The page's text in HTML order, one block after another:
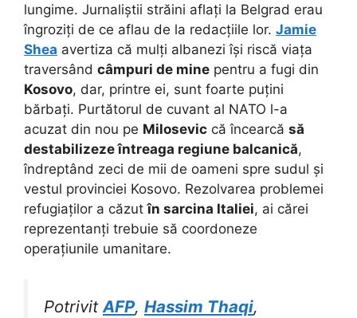
lungime. Jurnaliștii străini aflați la Belgrad erau
îngroziți de ce aflau de la redacțiile lor. Jamie
Shea avertiza că mulți albanezi își riscă viața
traversând câmpuri de mine pentru a fugi din
Kosovo, dar, printre ei, sunt foarte puțini
bărbați. Purtătorul de cuvant al NATO l-a
acuzat din nou pe Milosevic că încearcă să
destabilizeze întreaga regiune balcanică,
îndreptând zeci de mii de oameni spre sudul și
vestul provinciei Kosovo. Rezolvarea problemei
refugiaților a căzutîn sarcina Italiei, ai cărei
reprezentanți trebuie să coordoneze
operațiunile umanitare.
PotrivitAFP, Hassim Thaqi,